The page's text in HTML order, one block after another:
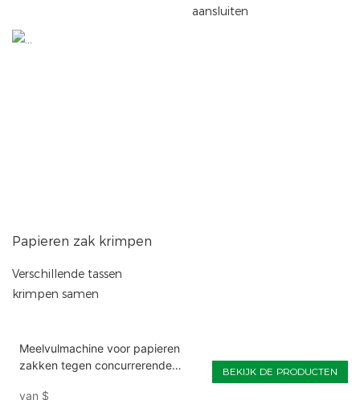
aansluiten
Papieren zak krimpen
Verschillende tassen
krimpen samen
Meelvulmachine voor papieren
zakken tegen concurrerende
van $
BEKIJK DE PRODUCTEN